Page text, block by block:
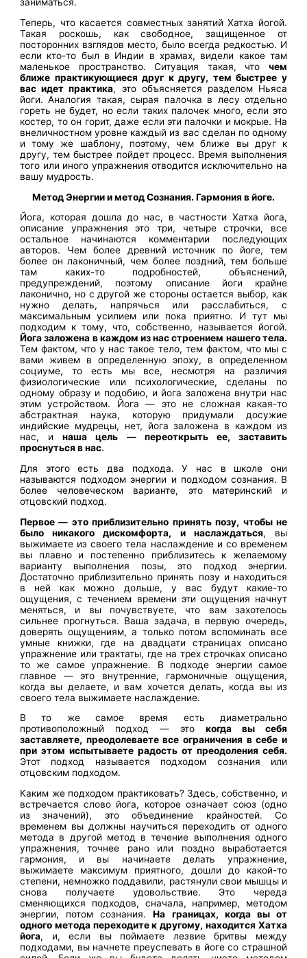
заниматься.
Теперь, что касается совместных занятий Хатха йогой.
Такая роскошь, как свободное, защищенное от
посторонних взглядов место, было всегда редкостью. И
если кто-то был в Индии в храмах, видели какое там
маленькое пространство. Ситуация такая, что чем
ближе практикующиеся друг к другу, тем быстрее у
вас идет практика, это объясняется разделом Ньяса
йоги. Аналогия такая, сырая палочка в лесу отдельно
гореть не будет, но если таких палочек много, если это
костер, то он горит, даже если эти палочки и мокрые. На
внеличностном уровне каждый из вас сделан по одному
и тому же шаблону, поэтому, чем ближе вы друг к
другу, тем быстрее пойдет процесс. Время выполнения
того или иного упражнения отводится исключительно на
вашу мудрость.
Метод Энергии и метод Сознания. Гармония в йоге.
Йога, которая дошла до нас, в частности Хатха йога,
описание упражнения это три, четыре строчки, все
остальное начинаются комментарии последующих
авторов. Чем более древний источник по йоге, тем
более он лаконичный, чем более поздний, тем больше
там каких-то подробностей, объяснений,
предупреждений, поэтому описание йоги крайне
лаконично, но с другой же стороны остается выбор, как
нужно делать, напрячься или расслабиться, с
максимальным усилием или пока приятно. И тут мы
подходим к тому, что, собственно, называется йогой.
Йога заложена в каждом из нас строением нашего тела.
Тем фактом, что у нас такое тело, тем фактом, что мы с
вами живем в определенную эпоху, в определенном
социуме, то есть мы все, несмотря на различия
физиологические или психологические, сделаны по
одному образу и подобию, и йога заложена внутри нас
этим устройством. Йога — это не сложная какая-то
абстрактная наука, которую придумали досужие
индийские мудрецы, нет, йога заложена в каждом из
нас, инаша цель — переоткрыть ее, заставить
проснуться в нас.
Для этого есть два подхода. У нас в школе они
называются подходом энергии и подходом сознания. В
более человеческом варианте, это материнский и
отцовский подход.
Первое — это приблизительно принять позу, чтобы не
было никакого дискомфорта, и наслаждаться, вы
выжимаете из своего тела наслаждение и со временем
вы плавно и постепенно приблизитесь к желаемому
варианту выполнения позы, это подход энергии.
Достаточно приблизительно принять позу и находиться
в ней как можно дольше, у вас будут какие-то
ощущения, с течением времени эти ощущения начнут
меняться, и вы почувствуете, что вам захотелось
сильнее прогнуться. Ваша задача, в первую очередь,
доверять ощущениям, а только потом вспоминать все
умные книжки, где на двадцати страницах описано
упражнение или трактаты, где на трех строчках описано
то же самое упражнение. В подходе энергии самое
главное — это внутренние, гармоничные ощущения,
когда вы делаете, и вам хочется делать, когда вы из
своего тела выжимаете наслаждение.
В то же самое время есть диаметрально
противоположный подход — это когда вы себя
заставляете, преодолеваете все ограничения в себе и
при этом испытываете радость от преодоления себя.
Этот подход называется подходом сознания или
отцовским подходом.
Каким же подходом практиковать? Здесь, собственно, и
встречается слово йога, которое означает союз (одно
из значений), это объединение крайностей. Со
временем вы должны научиться переходить от одного
метода в другой метод в течение выполнения одного
упражнения, точнее рано или поздно выработается
гармония, и вы начинаете делать упражнение,
выжимаете максимум приятного, дошли до какой-то
степени, немножко поддавили, растянули свои мышцы и
снова получаете удовольствие. Это череда
сменяющихся подходов, сначала, например, методом
энергии, потом сознания.На границах, когда вы от
одного метода переходите к другому, находится Хатха
йога, и, если вы поймаете лезвие бритвы между
подходами, вы начнете преуспевать в йоге со страшной